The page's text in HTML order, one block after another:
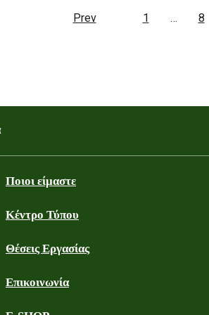
Prev 1 … 8
Ποιοι είμαστε
Κέντρο Τύπου
Θέσεις Εργασίας
Επικοινωνία